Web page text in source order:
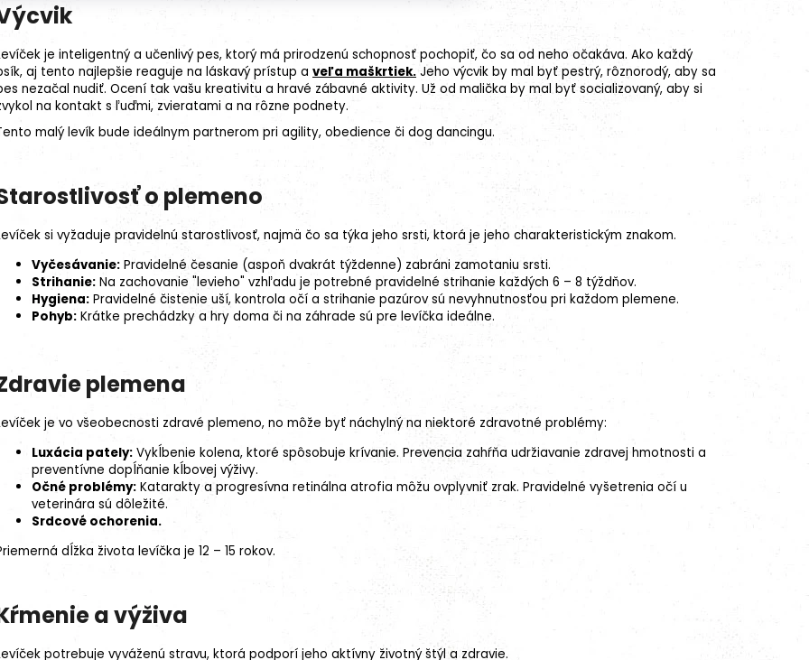
je inteligentný a učenlivý pes, ktorý má prirodzenú schopnosť pochopiť, čo sa od neho očakáva. Ako každý
aj tento najlepšie reaguje na láskavý prístup a veľa maškrtiek. Jeho výcvik by mal byť pestrý, rôznorodý, aby sa
nezačal nudiť. Ocení tak vašu kreativitu a hravé zábavné aktivity. Už od malička by mal byť socializovaný, aby si
na kontakt s ľuďmi, zvieratami a na rôzne podnety.
malý levík bude ideálnym partnerom pri agility, obedience či dog dancingu.
o plemeno
si vyžaduje pravidelnú starostlivosť, najmä čo sa týka jeho srsti, ktorá je jeho charakteristickým znakom.
Vyčesávanie: Pravidelné česanie (aspoň dvakrát týždenne) zabráni zamotaniu srsti.
Strihanie: Na zachovanie "levieho" vzhľadu je potrebné pravidelné strihanie každých 6 – 8 týždňov.
Hygiena: Pravidelné čistenie uší, kontrola očí a strihanie pazúrov sú nevyhnutnosťou pri každom plemene.
Pohyb: Krátke prechádzky a hry doma či na záhrade sú pre levíčka ideálne.
plemena
je vo všeobecnosti zdravé plemeno, no môže byť náchylný na niektoré zdravotné problémy:
Luxácia pately: Vykĺbenie kolena, ktoré spôsobuje krívanie. Prevencia zahŕňa udržiavanie zdravej hmotnosti a
preventívne dopĺňanie kĺbovej výživy.
Očné problémy: Katarakty a progresívna retinálna atrofia môžu ovplyvniť zrak. Pravidelné vyšetrenia očí u
veterinára sú dôležité.
Srdcové ochorenia.
dĺžka života levíčka je 12 – 15 rokov.
a výživa
potrebuje vyváženú stravu, ktorá podporí jeho aktívny životný štýl a zdravie.